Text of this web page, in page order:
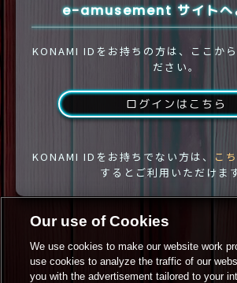
e-amusement サイトへ
KONAMI IDをお持ちの方は、ここか
ださい。
ログインはこちら
KONAMI IDをお持ちでない方は、 こ
するとご利用いただけます
Our use of Cookies
We use cookies to make our website work
use cookies to analyze the traffic of our
you with the advertisement tailored to your